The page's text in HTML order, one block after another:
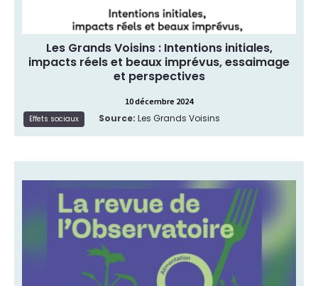
Effets sociaux
Les Grands Voisins : Intentions initiales,
impacts réels et beaux imprévus, essaimage
et perspectives
10 décembre 2024
Source: Les Grands Voisins
Lire la suite
Avec cette première revue, l’Observatoire des
Tiers-Lieux vous immerge dans les coulisses des
tiers-lieux mobilisés pour la transition écologique,
au travers de portraits d’initiatives, d’interviews et
de décryptages réalisés par des chercheurs,
praticiens, journalistes et acteurs publics, autour
de trois grandes thématiques : expérimentation
durable, alimentation et fabrication locale.